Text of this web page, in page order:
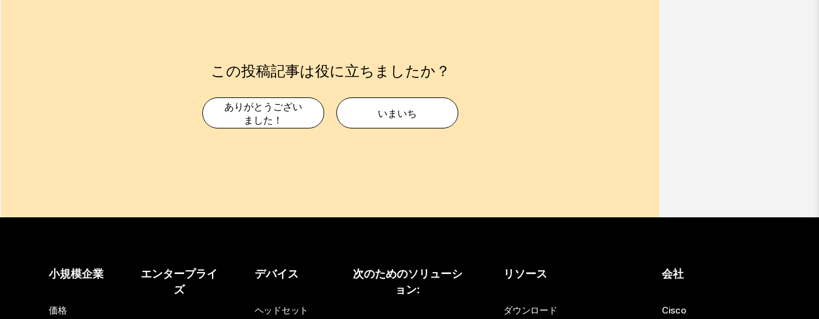
この投稿記事は役に立ちましたか？
ありがとうござい
ました！
いまいち
小規模企業
価格
エンタープライ
ズ
デバイス
ヘッドセット
次のためのソリューシ
ョン:
リソース
ダウンロード
会社
Cisco